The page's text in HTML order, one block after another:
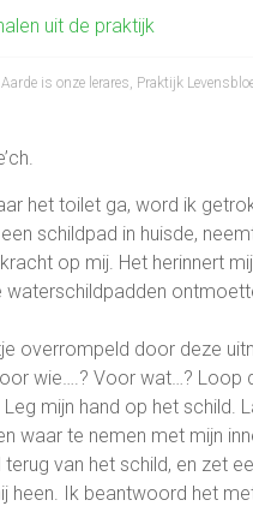
uit de praktijk
is onze lerares, Praktijk
het toilet ga, word ik
schildpad in huisde,
op mij. Het herinnert
overrompeld door deze
wie….? Voor wat…? Loop
mijn hand op het schild.
waar te nemen met mijn
van het schild, en zet
Ik beantwoord het